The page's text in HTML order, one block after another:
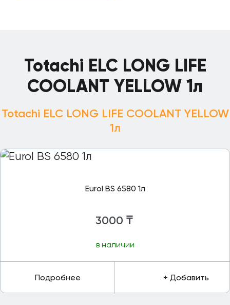
Totachi ELC LONG LIFE
COOLANT YELLOW 1л
Totachi ELC LONG LIFE COOLANT YELLOW
1л
Eurol BS 6580 1л
3000 ₸
в наличии
Подробнее + Добавить